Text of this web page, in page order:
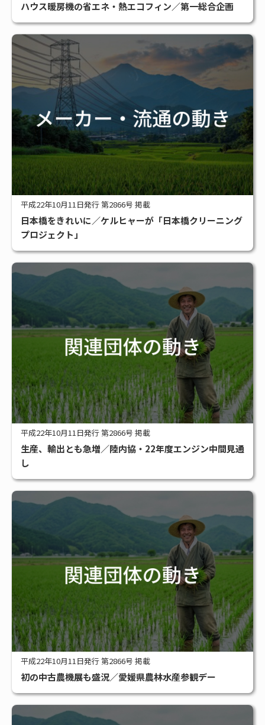
ハウス暖房機の省エネ・熱エコフィン／第一総合企画
平成22年10月11日発行 第2866号 掲載
日本橋をきれいに／ケルヒャーが「日本橋クリーニング
プロジェクト」
平成22年10月11日発行 第2866号 掲載
生産、輸出とも急増／陸内協・22年度エンジン中間見通
し
平成22年10月11日発行 第2866号 掲載
初の中古農機展も盛況／愛媛県農林水産参観デー